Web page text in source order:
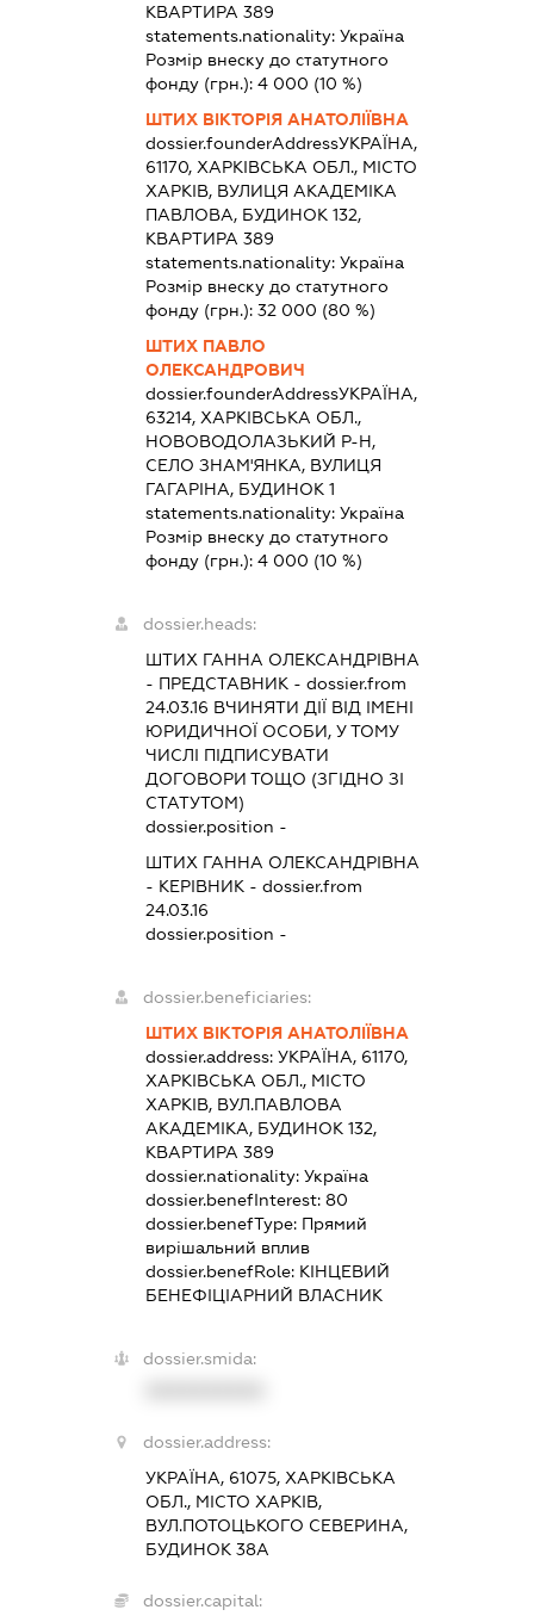
КВАРТИРА 389
statements.nationality:Україна
Розмір внеску до статутного
фонду (грн.):4 000 (10 %)
ШТИХ ВІКТОРІЯ АНАТОЛІЇВНА
dossier.founderAddressУКРАЇНА,
61170, ХАРКІВСЬКА ОБЛ., МІСТО
ХАРКІВ, ВУЛИЦЯ АКАДЕМІКА
ПАВЛОВА, БУДИНОК 132,
КВАРТИРА 389
statements.nationality:Україна
Розмір внеску до статутного
фонду (грн.):32 000 (80 %)
ШТИХ ПАВЛО
ОЛЕКСАНДРОВИЧ
dossier.founderAddressУКРАЇНА,
63214, ХАРКІВСЬКА ОБЛ.,
НОВОВОДОЛАЗЬКИЙ Р-Н,
СЕЛО ЗНАМ'ЯНКА, ВУЛИЦЯ
ГАГАРІНА, БУДИНОК 1
statements.nationality:Україна
Розмір внеску до статутного
фонду (грн.):4 000 (10 %)
dossier.heads:
ШТИХ ГАННА ОЛЕКСАНДРІВНА
- ПРЕДСТАВНИК - dossier.from
24.03.16 ВЧИНЯТИ ДІЇ ВІД ІМЕНІ
ЮРИДИЧНОЇ ОСОБИ, У ТОМУ
ЧИСЛІ ПІДПИСУВАТИ
ДОГОВОРИ ТОЩО (ЗГІДНО ЗІ
СТАТУТОМ)
dossier.position -
ШТИХ ГАННА ОЛЕКСАНДРІВНА
- КЕРІВНИК - dossier.from
24.03.16
dossier.position -
dossier.beneficiaries:
ШТИХ ВІКТОРІЯ АНАТОЛІЇВНА
dossier.address:УКРАЇНА, 61170,
ХАРКІВСЬКА ОБЛ., МІСТО
ХАРКІВ, ВУЛ.ПАВЛОВА
АКАДЕМІКА, БУДИНОК 132,
КВАРТИРА 389
dossier.nationality:Україна
dossier.benefInterest:80
dossier.benefType: Прямий
вирішальний вплив
dossier.benefRole: КІНЦЕВИЙ
БЕНЕФІЦІАРНИЙ ВЛАСНИК
dossier.smida:
dossier.address:
УКРАЇНА, 61075, ХАРКІВСЬКА
ОБЛ., МІСТО ХАРКІВ,
ВУЛ.ПОТОЦЬКОГО СЕВЕРИНА,
БУДИНОК 38А
dossier.capital: